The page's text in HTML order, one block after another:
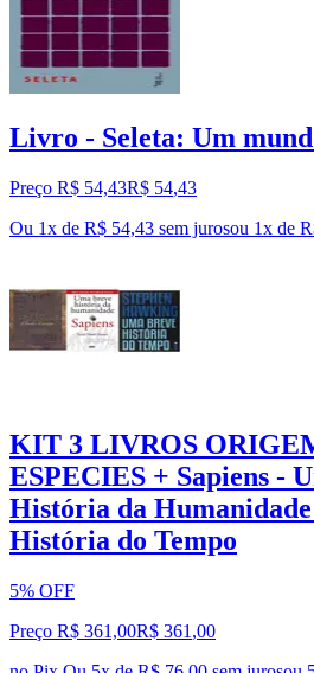
Livro - Seleta: Um
Preço R$ 54,43R$ 54,43
Ou 1x de R$ 54,43 sem jurosou 1x de
KIT 3 LIVROS
ESPECIES + Sapiens -
História da
História do Tempo
5% OFF
Preço R$ 361,00R$ 361 ,00